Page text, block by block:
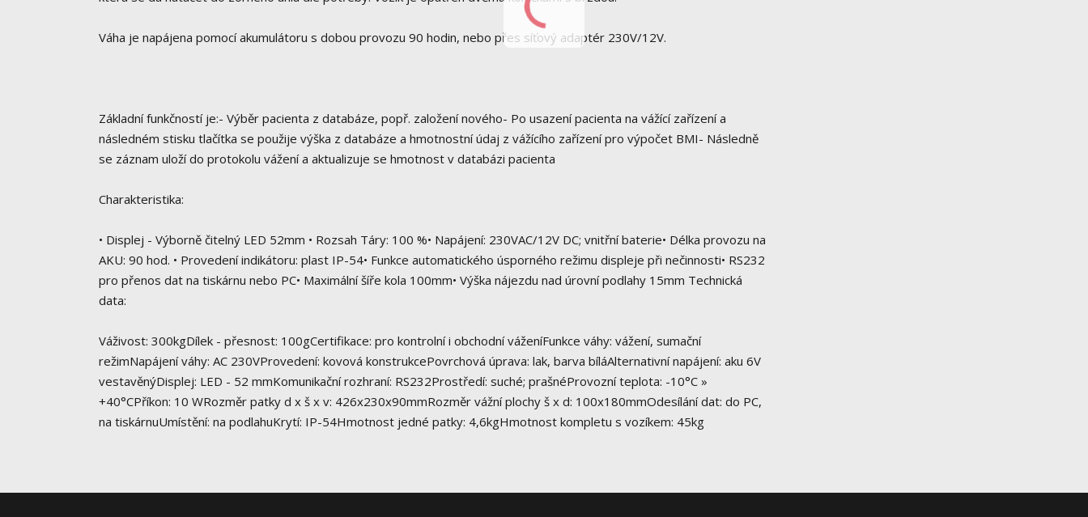
Váha je napájena pomocí akumulátoru s dobou provozu 90 hodin, nebo přes síťový adaptér 230V/12V.
Základní funkčností je:- Výběr pacienta z databáze, popř. založení nového- Po usazení pacienta na vážící zařízení a
následném stisku tlačítka se použije výška z databáze a hmotnostní údaj z vážícího zařízení pro výpočet BMI- Následně
se záznam uloží do protokolu vážení a aktualizuje se hmotnost v databázi pacienta
Charakteristika:
• Displej - Výborně čitelný LED 52mm • Rozsah Táry: 100 %• Napájení: 230VAC/12V DC; vnitřní baterie• Délka provozu na
AKU: 90 hod. • Provedení indikátoru: plast IP-54• Funkce automatického úsporného režimu displeje při nečinnosti• RS232
pro přenos dat na tiskárnu nebo PC• Maximální šíře kola 100mm• Výška nájezdu nad úrovní podlahy 15mm Technická
data:
Váživost: 300kgDílek - přesnost: 100gCertifikace: pro kontrolní i obchodní váženíFunkce váhy: vážení, sumační
režimNapájení váhy: AC 230VProvedení: kovová konstrukcePovrchová úprava: lak, barva bíláAlternativní napájení: aku 6V
vestavěnýDisplej: LED - 52 mmKomunikační rozhraní: RS232Prostředí: suché; prašnéProvozní teplota: -10°C »
+40°CPříkon: 10 WRozměr patky d x š x v: 426x230x90mmRozměr vážní plochy š x d: 100x180mmOdesílání dat: do PC,
na tiskárnuUmístění: na podlahuKrytí: IP-54Hmotnost jedné patky: 4,6kgHmotnost kompletu s vozíkem: 45kg